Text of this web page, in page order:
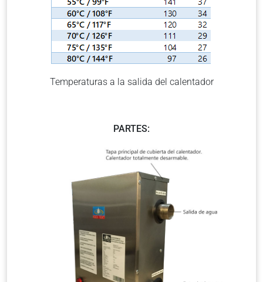
Temperaturas a la salida del calentador
PARTES: